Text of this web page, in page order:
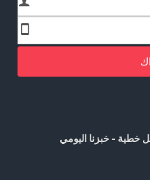
خطية - خبزنا اليومي